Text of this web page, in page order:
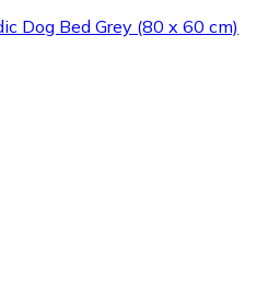
Dog Bed Grey (80 x 60 cm)